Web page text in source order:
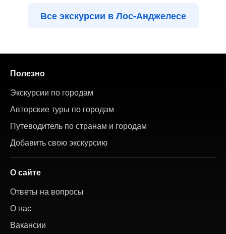
Все экскурсии в Лос-Анджелесе
Полезно
Экскурсии по городам
Авторские туры по городам
Путеводитель по странам и городам
Добавить свою экскурсию
О сайте
Ответы на вопросы
О нас
Вакансии